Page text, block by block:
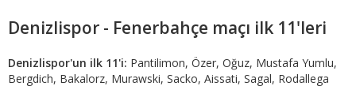
Denizlispor - Fenerbahçe maçı ilk 11'leri
Denizlispor'un ilk 11'i: Pantilimon, Özer, Oğuz, Mustafa Yumlu,
Bergdich, Bakalorz, Murawski, Sacko, Aissati, Sagal, Rodallega